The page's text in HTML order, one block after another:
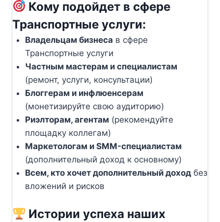
Кому подойдет в сфере
Транспортные услуги:
Владельцам бизнеса в сфере
Транспортные услуги
Частным мастерам и специалистам
(ремонт, услуги, консультации)
Блоггерам и инфлюенсерам
(монетизируйте свою аудиторию)
Риэлторам, агентам (рекомендуйте
площадку коллегам)
Маркетологам и SMM-специалистам
(дополнительный доход к основному)
Всем, кто хочет дополнительный доходбез
вложений и рисков
Истории успеха наших